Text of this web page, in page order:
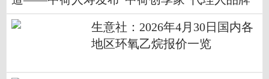
生意社：2026年4月30日国内各
地区环氧乙烷报价一览